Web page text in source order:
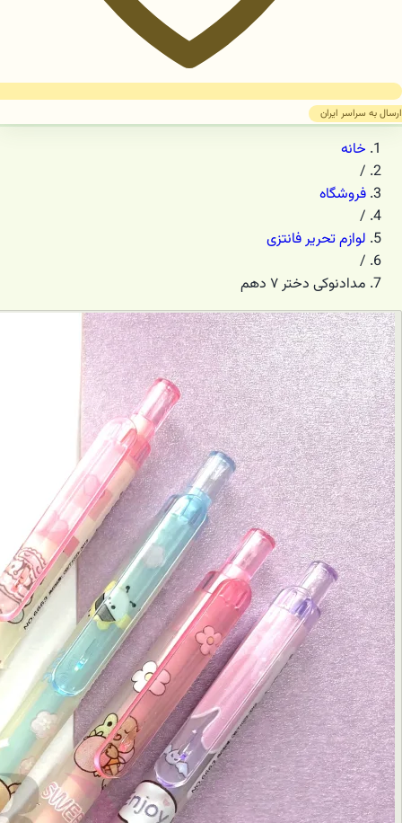
ارسال به سراسر ایران
خانه
/
فروشگاه
/
لوازم تحریر فانتزی
/
مدادنوکی دختر ۷ دهم